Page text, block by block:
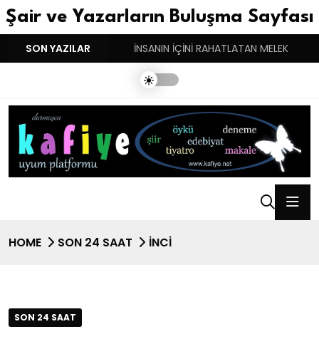
Şair ve Yazarların Buluşma Sayfası
SON YAZILAR
BASARINDIR! İNSANIN İÇİNİ RAHATLATAN MELEK
HOME SON 24 SAAT İNCİ
SON 24 SAAT